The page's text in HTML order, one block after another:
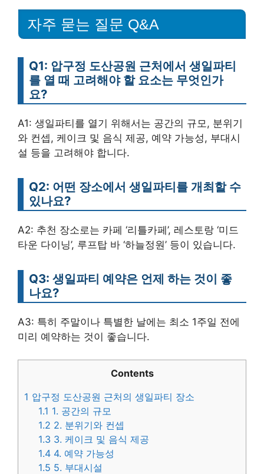
자주 묻는 질문 Q&A
Q1: 압구정 도산공원 근처에서 생일파티
를 열 때 고려해야 할 요소는 무엇인가
요?
A1: 생일파티를 열기 위해서는 공간의 규모, 분위기
와 컨셉, 케이크 및 음식 제공, 예약 가능성, 부대시
설 등을 고려해야 합니다.
Q2: 어떤 장소에서 생일파티를 개최할 수
있나요?
A2: 추천 장소로는 카페 ‘리틀카페’, 레스토랑 ‘미드
타운 다이닝’, 루프탑 바 ‘하늘정원’ 등이 있습니다.
Q3: 생일파티 예약은 언제 하는 것이 좋
나요?
A3: 특히 주말이나 특별한 날에는 최소 1주일 전에
미리 예약하는 것이 좋습니다.
Contents
1 압구정 도산공원 근처의 생일파티 장소
1.1 1. 공간의 규모
1.2 2. 분위기와 컨셉
1.3 3. 케이크 및 음식 제공
1.4 4. 예약 가능성
1.5 5. 부대시설